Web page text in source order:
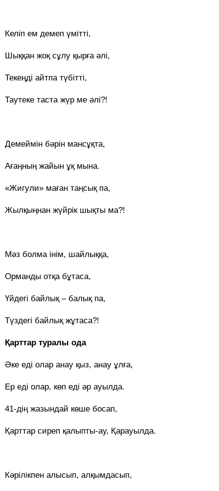
Келіп ем демеп үмітті,
Шыққан жоқ сұлу қырға әлі,
Текеңді айтпа түбітті,
Таутеке таста жүр ме әлі?!
Демеймін бәрін мансұқта,
Ағаңның жайын ұқ мына.
«Жигули» маған таңсық па,
Жылқыңнан жүйрік шықты ма?!
Мәз болма інім, шайлыққа,
Орманды отқа бұтаса,
Үйдегі байлық – балық па,
Түздегі байлық жұтаса?!
Қарттар туралы ода
Әке еді олар анау қыз, анау ұлға,
Ер еді олар, көп еді әр ауылда.
41-дің жазындай көше босап,
Қарттар сиреп қалыпты-ау, Қарауылда.
Кәрілікпен алысып, алқымдасып,